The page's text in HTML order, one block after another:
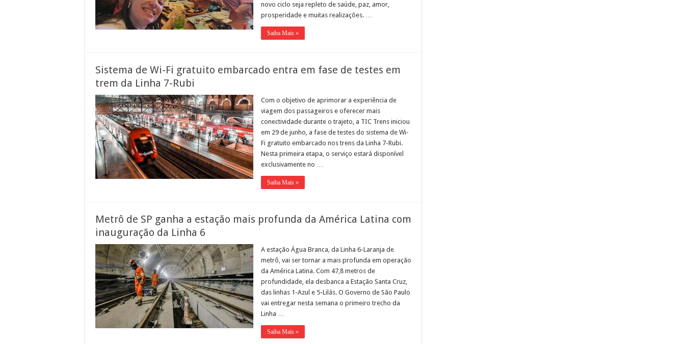
novo ciclo seja repleto de saúde, paz, amor,
prosperidade e muitas realizações. …
Saiba Mais »
Sistema de Wi-Fi gratuito embarcado entra em fase de testes em
trem da Linha 7-Rubi
Com o objetivo de aprimorar a experiência de
viagem dos passageiros e oferecer mais
conectividade durante o trajeto, a TIC Trens iniciou
em 29 de junho, a fase de testes do sistema de Wi-
Fi gratuito embarcado nos trens da Linha 7-Rubi.
Nesta primeira etapa, o serviço estará disponível
exclusivamente no …
Saiba Mais »
Metrô de SP ganha a estação mais profunda da América Latina com
inauguração da Linha 6
A estação Água Branca, da Linha 6-Laranja de
metrô, vai ser tornar a mais profunda em operação
da América Latina. Com 47,8 metros de
profundidade, ela desbanca a Estação Santa Cruz,
das linhas 1-Azul e 5-Lilás. O Governo de São Paulo
vai entregar nesta semana o primeiro trecho da
Linha …
Saiba Mais »